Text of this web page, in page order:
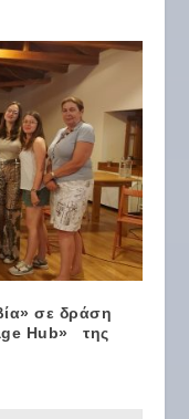
σε δράση
Hub» της